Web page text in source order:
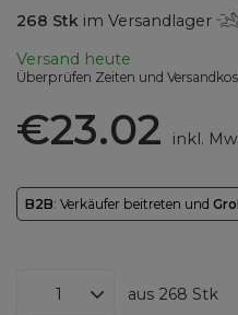
268 Stk im Versandlager
Versand heute
Überprüfen Zeiten und
€23.02 inkl.
B2B: Verkäufer beitreten und
aus 268 Stk